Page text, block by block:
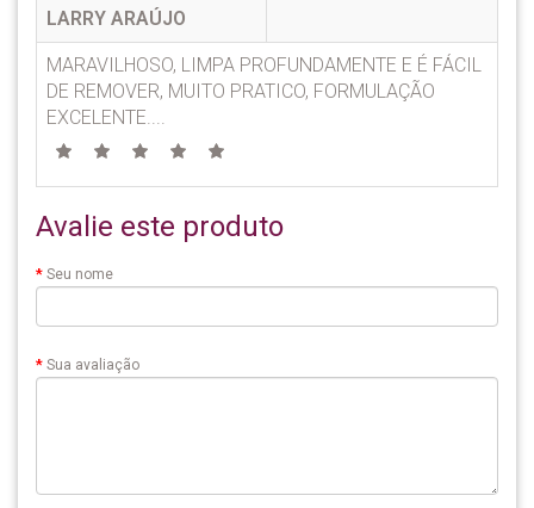
LARRY ARAÚJO
MARAVILHOSO, LIMPA PROFUNDAMENTE E É FÁCIL
DE REMOVER, MUITO PRATICO, FORMULAÇÃO
EXCELENTE....
Avalie este produto
Seu nome
Sua avaliação